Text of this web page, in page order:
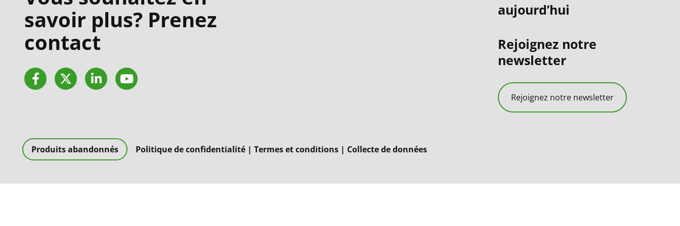
savoir plus? Prenez
contact
FacebookTwitter LinkedInYouTube
Produits abandonnés Politique de confidentialité | Termes et conditions | Collecte de données
aujourd’hui
Rejoignez notre
newsletter
Rejoignez notre newsletter